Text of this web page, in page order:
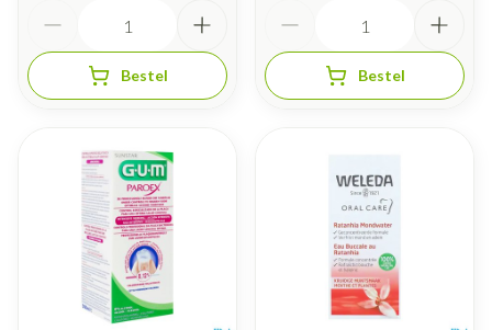
Bestel Bestel